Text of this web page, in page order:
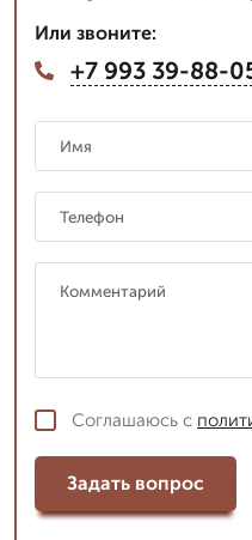
Или звоните:
+7 993 39-88-
Соглашаюсь с
Задать вопрос